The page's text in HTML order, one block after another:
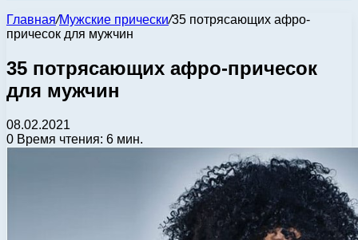
Главная/Мужские прически/35 потрясающих афро-
причесок для мужчин
35 потрясающих афро-причесок
для мужчин
08.02.2021
0 Время чтения: 6 мин.